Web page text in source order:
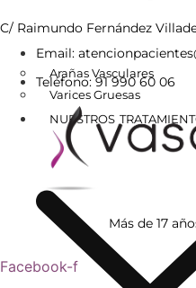
Arañas Vasculares
Varices Gruesas
NUESTROS
C/ Raimundo Fernández
Email:
Teléfono: 91 990 60 06
Más de 17
Facebook-f